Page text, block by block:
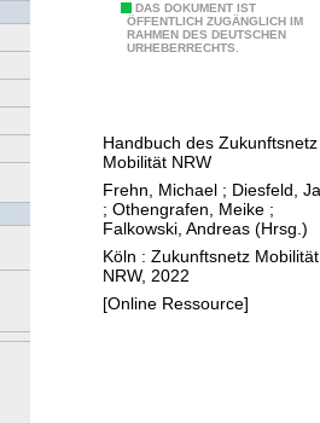
DAS DOKUMENT IST
ÖFFENTLICH ZUGÄNGLICH IM
RAHMEN DES DEUTSCHEN
URHEBERRECHTS.
n
a
l
e
M
o
b
Handbuch des Zukunftsnetz
Mobilität NRW
Frehn, Michael ; Diesfeld,
; Othengrafen, Meike ;
Falkowski, Andreas (Hrsg.)
Köln : Zukunftsnetz Mobilität
NRW, 2022
[Online Ressource]